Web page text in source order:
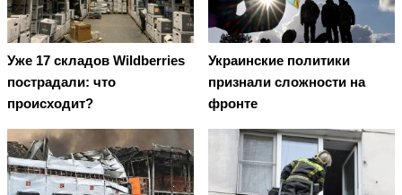
Уже 17 складов Wildberries
пострадали: что
происходит?
Украинские политики
признали сложности на
фронте